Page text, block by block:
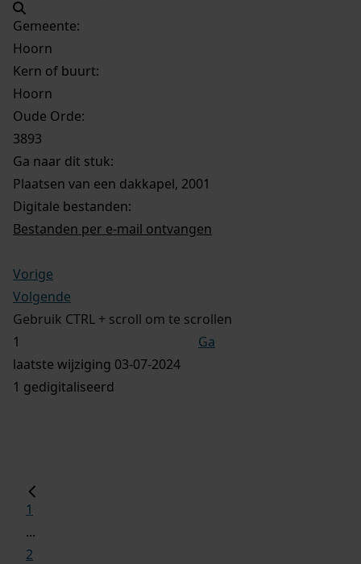
Gemeente:
Hoorn
Kern of buurt:
Hoorn
Oude Orde:
3893
Ga naar dit stuk:
Plaatsen van een dakkapel, 2001
Digitale bestanden:
Bestanden per e-mail ontvangen
Vorige
Volgende
Gebruik CTRL + scroll om te scrollen
Ga
laatste wijziging 03-07-2024
1 gedigitaliseerd
1
...
2